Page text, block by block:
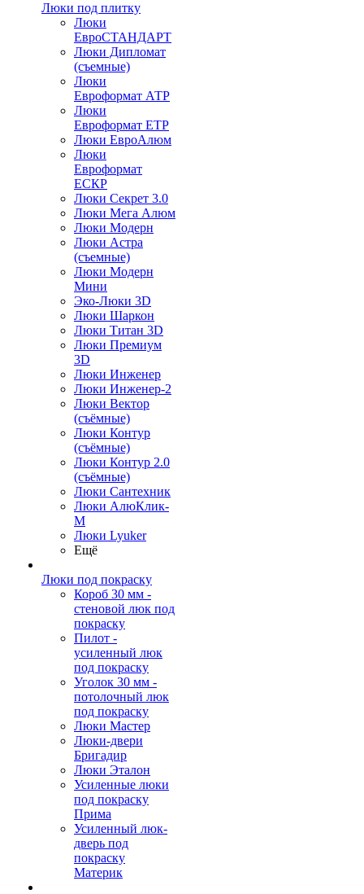
Люки под плитку
Люки
ЕвроСТАНДАРТ
Люки Дипломат
(съемные)
Люки
Евроформат АТР
Люки
Евроформат ЕТР
Люки ЕвроАлюм
Люки
Евроформат
ЕСКР
Люки Секрет 3.0
Люки Мега Алюм
Люки Модерн
Люки Астра
(съемные)
Люки Модерн
Мини
Эко-Люки 3D
Люки Шаркон
Люки Титан 3D
Люки Премиум
3D
Люки Инженер
Люки Инженер-2
Люки Вектор
(съёмные)
Люки Контур
(съёмные)
Люки Контур 2.0
(съёмные)
Люки Сантехник
Люки АлюКлик-
М
Люки Lyuker
Ещё
Люки под покраску
Короб 30 мм -
стеновой люк под
покраску
Пилот -
усиленный люк
под покраску
Уголок 30 мм -
потолочный люк
под покраску
Люки Мастер
Люки-двери
Бригадир
Люки Эталон
Усиленные люки
под покраску
Прима
Усиленный люк-
дверь под
покраску
Материк